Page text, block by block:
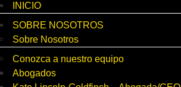
INICIO
SOBRE NOSOTROS
Sobre Nosotros
Conozca a nuestro equipo
Abogados